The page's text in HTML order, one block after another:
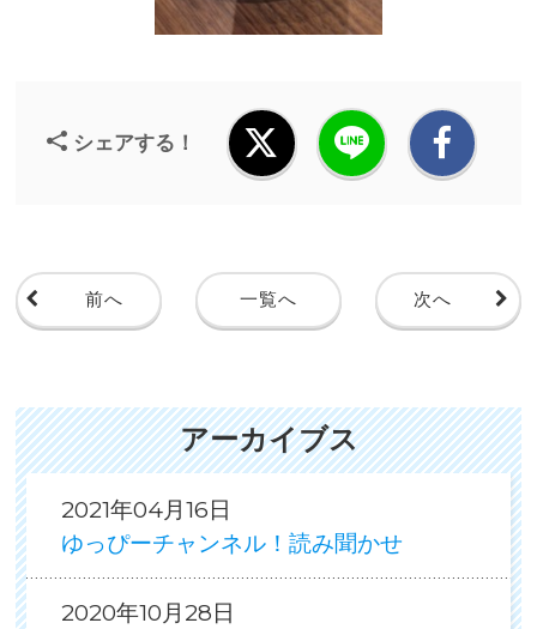
シェアする！
前へ 一覧へ 次へ
アーカイブス
2021年04月16日
ゆっぴーチャンネル！読み聞かせ
2020年10月28日